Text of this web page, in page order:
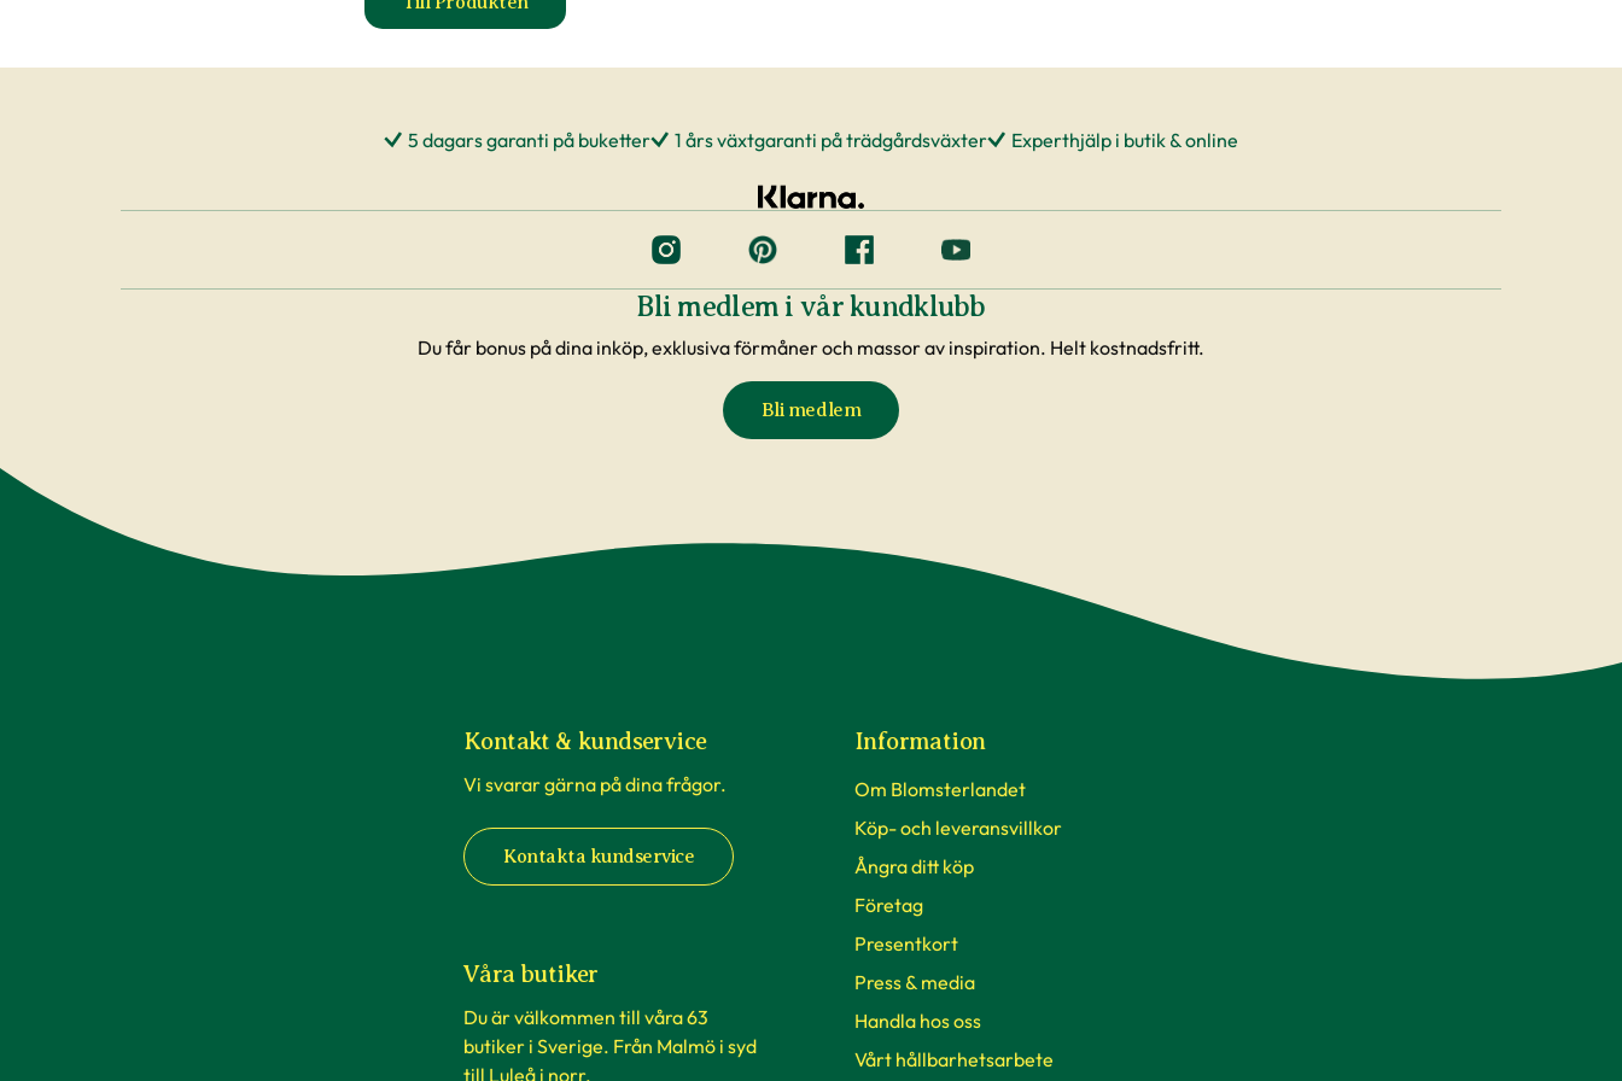
till Ros- och perennjord produktsida
5 dagars garanti på buketter 1 års växtgaranti på trädgårdsväxter Experthjälp i butik & online
Bli medlem i vår kundklubb
Du får bonus på dina inköp, exklusiva förmåner och massor av inspiration. Helt kostnadsfritt.
Bli medlem
Kontakt & kundservice
Vi svarar gärna på dina frågor.
Kontakta kundservice
Våra butiker
Du är välkommen till våra 63
butiker i Sverige. Från Malmö i syd
till Luleå i norr.
Information
Om Blomsterlandet
Köp- och leveransvillkor
Ångra ditt köp
Företag
Presentkort
Press & media
Handla hos oss
Vårt hållbarhetsarbete